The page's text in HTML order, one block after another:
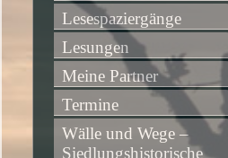
Lesespaziergänge
Lesungen
Meine Partner
Termine
Wälle und Wege –
Siedlungshistorische